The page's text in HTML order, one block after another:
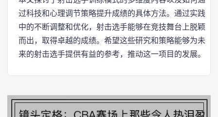
过科技和心理调节策略提升成绩的具体方法。通过实践
中的不断调整和优化，射击选手能够在竞技舞台上脱颖
而出，取得卓越的成绩。希望这些研究和策略能够为未
来的射击选手提供有益的参考，推动这一项目的发展。